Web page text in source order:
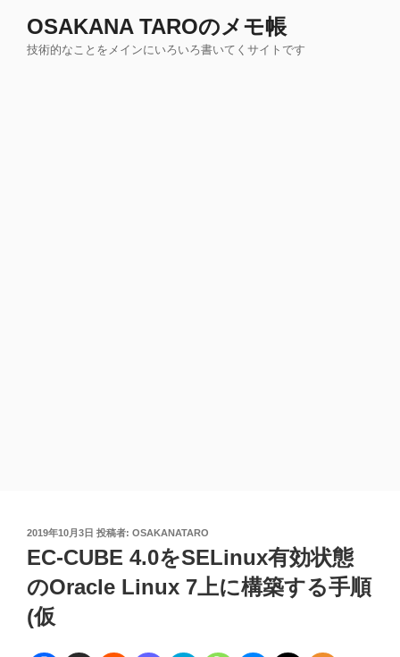
OSAKANA TAROのメモ帳
技術的なことをメインにいろいろ書いてくサイトです
投
稿
日:
2019年10月3日 投稿者: OSAKANATARO
EC-CUBE 4.0をSELinux有効状態
のOracle Linux 7上に構築する手順
(仮